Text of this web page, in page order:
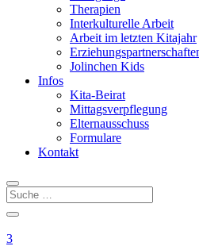
Therapien
Interkulturelle Arbeit
Arbeit im letzten Kitajahr
Jolinchen Kids
Infos
Kita-Beirat
Mittagsverpflegung
Elternausschuss
Formulare
Kontakt
3